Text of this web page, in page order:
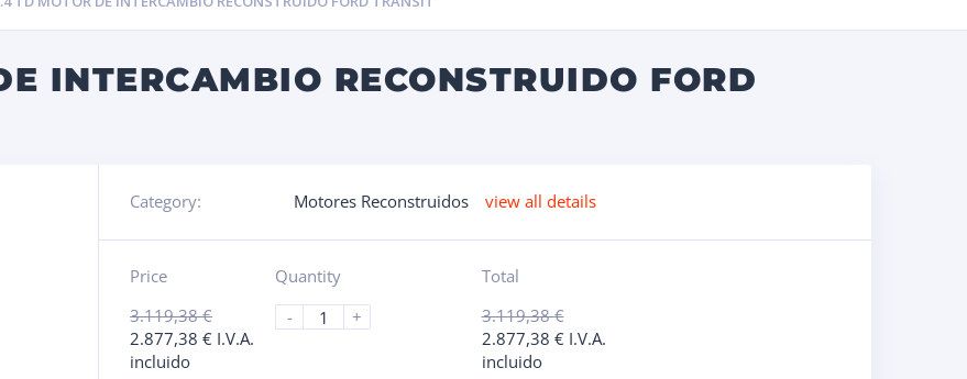
INTERCAMBIO RECONSTRUIDO FORD
Category: Motores Reconstruidos view all details
Price
3.119,38€
2.877,38€ I.V.A.
incluido
Quantity
-
+
Total
3.119,38€
2.877,38 € I.V.A.
incluido